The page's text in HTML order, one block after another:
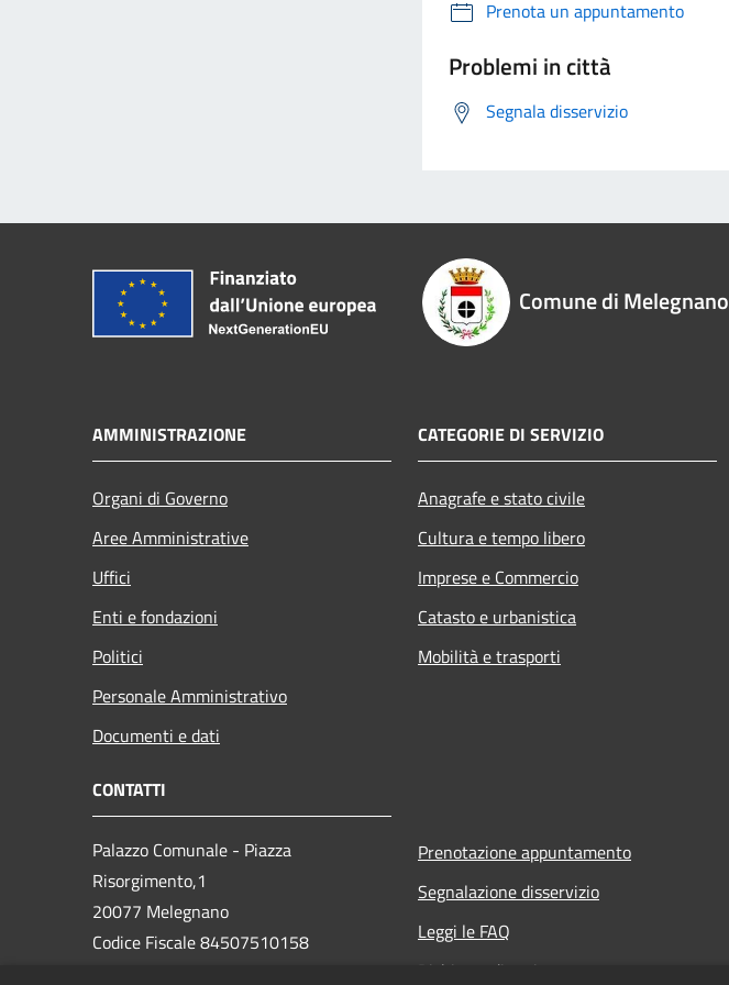
Prenota un appuntamento
Problemi in città
Segnala disservizio
Comune di Melegnano
AMMINISTRAZIONE
Organi di Governo
Aree Amministrative
Uffici
Enti e fondazioni
Politici
Personale Amministrativo
Documenti e dati
CATEGORIE DI SERVIZIO
Anagrafe e stato civile
Cultura e tempo libero
Imprese e Commercio
Catasto e urbanistica
Mobilità e trasporti
CONTATTI
Palazzo Comunale - Piazza
Risorgimento,1
20077 Melegnano
Codice Fiscale 84507510158
Prenotazione appuntamento
Segnalazione disservizio
Leggi le FAQ
Richiesta di assistenza